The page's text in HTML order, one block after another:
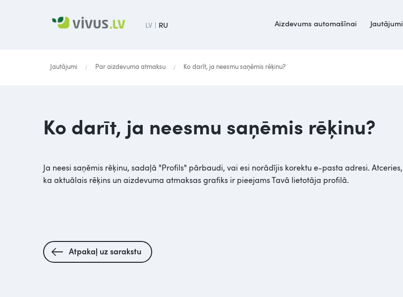
LV RU Aizdevums automašīnai Jautājumi
Jautājumi / Par aizdevuma atmaksu / Ko darīt, ja neesmu saņēmis rēķinu?
Ko darīt, ja neesmu saņēmis rēķinu?
Ja neesi saņēmis rēķinu, sadaļā "Profils" pārbaudi, vai esi norādījis korektu e-pasta adresi. Atceries,
ka aktuālais rēķins un aizdevuma atmaksas grafiks ir pieejams Tavā lietotāja profilā.
Atpakaļ uz sarakstu